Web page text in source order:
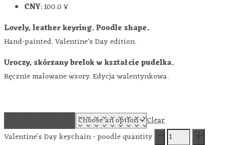
CNY:100.0 ¥
Lovely, leather keyring. Poodle shape.
Hand-painted. Valentine’s Day edition.
Uroczy, skórzany brelok w kształcie pudelka.
Ręcznie malowane wzory. Edycja walentynkowa.
Clear
Valentine's Day keychain - poodle quantity